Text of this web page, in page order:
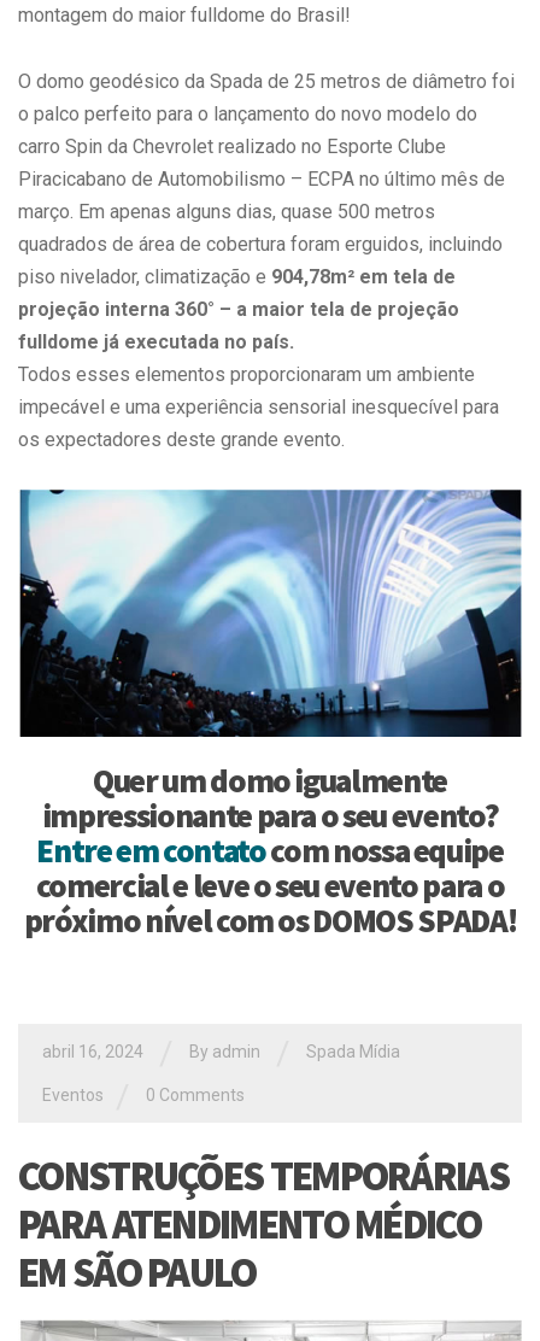
montagem do maior fulldome do Brasil!
O domo geodésico da Spada de 25 metros de diâmetro foi
o palco perfeito para o lançamento do novo modelo do
carro Spin da Chevrolet realizado no Esporte Clube
Piracicabano de Automobilismo – ECPA no último mês de
março. Em apenas alguns dias, quase 500 metros
quadrados de área de cobertura foram erguidos, incluindo
piso nivelador, climatização e 904,78m² em tela de
projeção interna 360° – a maior tela de projeção
fulldome já executada no país.
Todos esses elementos proporcionaram um ambiente
impecável e uma experiência sensorial inesquecível para
os expectadores deste grande evento.
Quer um domo igualmente
impressionante para o seu evento?
Entre em contatocom nossa equipe
comercial e leve o seu evento para o
próximo nível com os DOMOS SPADA!
abril 16, 2024 By admin Spada Mídia
Eventos 0 Comments
CONSTRUÇÕES TEMPORÁRIAS
PARA ATENDIMENTO MÉDICO
EM SÃO PAULO